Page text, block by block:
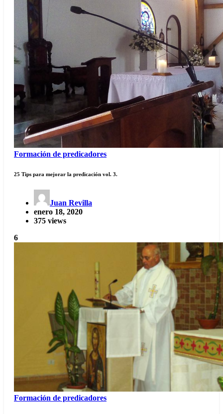
Formación de predicadores
25 Tips para mejorar la predicación vol. 3.
Juan Revilla
enero 18, 2020
375 views
6
Formación de predicadores